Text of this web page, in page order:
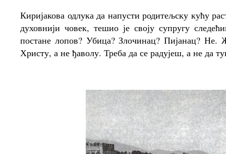
Киријакова одлука да напусти родитељску кућу
духовнији човек, тешио је своју супругу
постане лопов? Убица? Злочинац? Пијанац? Не.
Христу, а не ђаволу. Треба да се радујеш, а не да